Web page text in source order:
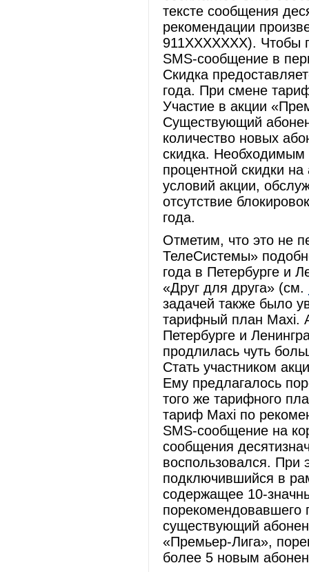
тексте сообщения
рекомендации
911ХХХХХХХ). Чтобы
SMS-сообщение в
Скидка
года. При смене
Участие в акции
Существующий
количество новых
скидка. Необходимым
процентной скидки
условий акции,
отсутствие
года.
Отметим, что это не
ТелеСистемы»
года в Петербурге и
«Друг для друга» (см.
задачей также было
тарифный план Maxi.
Петербурге и
продлилась чуть
Стать участником
Ему предлагалось
того же тарифного
тариф Maxi по
SMS-сообщение на
сообщения
воспользовался. При
подключившийся в
содержащее 10-
существующий
«Премьер-Лига»,
более 5 новым